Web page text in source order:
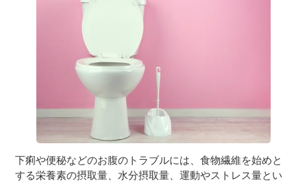
下痢や便秘などのお腹のトラブルには、食物繊維を始めと
する栄養素の摂取量、水分摂取量、運動やストレス量とい